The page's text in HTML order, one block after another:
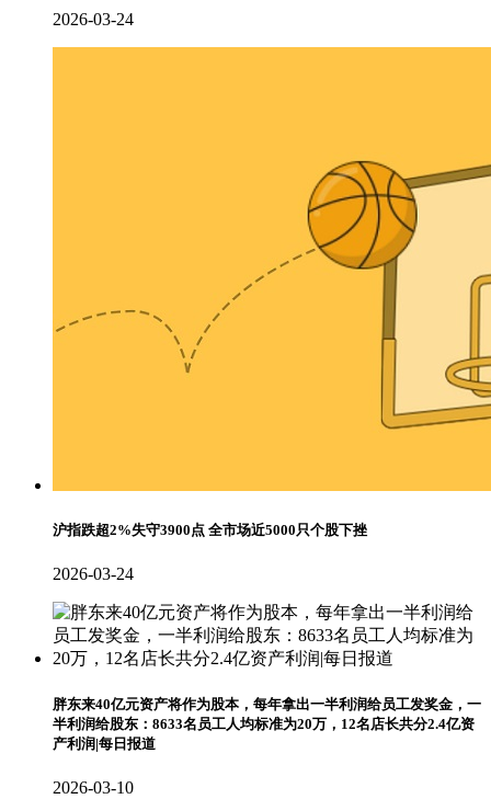
2026-03-24
沪指跌超2%失守3900点 全市场近5000只个股下挫
2026-03-24
胖东来40亿元资产将作为股本，每年拿出一半利润给员工发奖金，一
半利润给股东：8633名员工人均标准为20万，12名店长共分2.4亿资
产利润|每日报道
2026-03-10